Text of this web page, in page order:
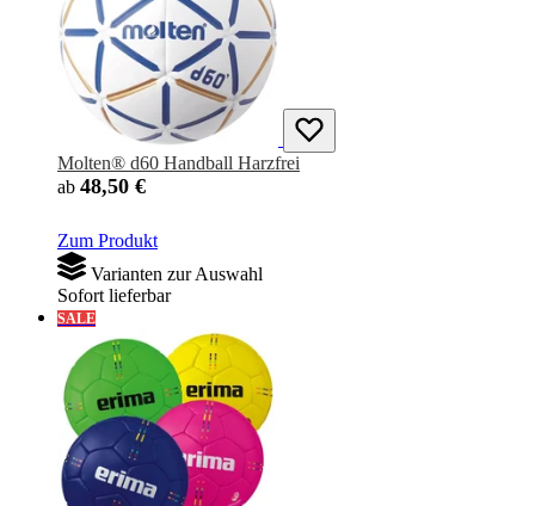
Molten® d60 Handball Harzfrei
ab 48,50 €
Zum Produkt
Varianten zur Auswahl
Sofort lieferbar
SALE